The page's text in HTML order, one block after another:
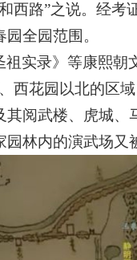
西路”之说。经
全园范围。
实录》等康熙朝
西花园以北的区
阅武楼、虎城
林内的演武场又